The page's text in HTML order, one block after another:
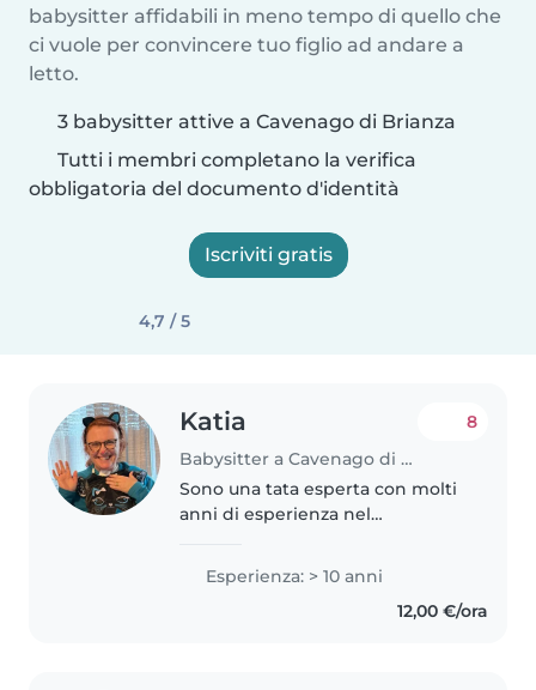
babysitter affidabili in meno tempo di quello che
ci vuole per convincere tuo figlio ad andare a
letto.
3 babysitter attive a Cavenago di Brianza
Tutti i membri completano la verifica
obbligatoria del documento d'identità
Iscriviti gratis
4,7 / 5
Katia
Babysitter a Cavenago di Brianza
8
Sono una tata esperta con molti
anni di esperienza nel
Adoro i bambini e mi piace
coinvolgerli in attività creative
come il disegno, la lettura, i
Esperienza: > 10 anni
12,00 €/ora